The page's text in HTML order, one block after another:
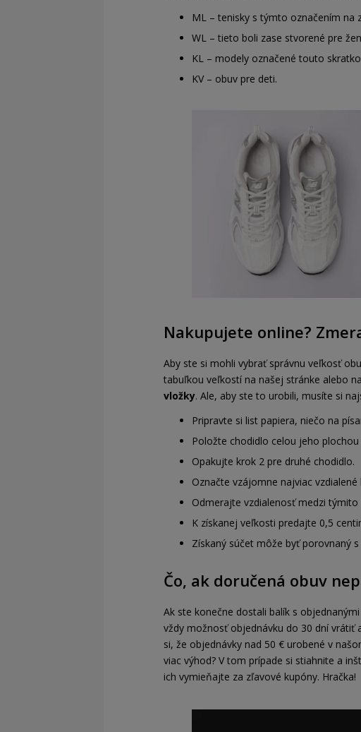
ML – tenisky s týmto označením na
WL – tieto boli zase stvorené pre
KL – modely označené touto
KV – obuv pre deti.
Nakupujete online?
Aby ste si mohli vybrať správnu veľkosť
tabuľkou veľkostí na našej stránke alebo
vložky. Ale, aby ste to urobili, musíte si
Pripravte si list papiera, niečo na
Položte chodidlo celou jeho
Opakujte krok 2 pre druhé chodidlo.
Označte vzájomne najviac
Odmerajte vzdialenosť medzi
K získanej veľkosti predajte 0,5
Získaný súčet môže byť porovnaný
Čo, ak doručená obuv
Ak ste konečne dostali balík s
vždy možnosť objednávku do 30 dní vrátiť
si, že objednávky nad 50 € urobené v
viac výhod? V tom prípade si stiahnite a
ich vymieňajte za zľavové kupóny. Hračka!